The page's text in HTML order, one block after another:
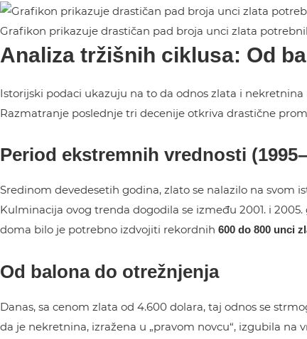
Grafikon prikazuje drastičan pad broja unci zlata
Analiza tržišnih ciklusa: Od
Istorijski podaci ukazuju na to da odnos zlata i
Razmatranje poslednje tri decenije otkriva drastične
Period ekstremnih vrednosti
Sredinom devedesetih godina, zlato se nalazilo na
Kulminacija ovog trenda dogodila se između 2001. i
doma bilo je potrebno izdvojiti rekordnih 600 do 800 unci
Od balona do otrežnjenja
Danas, sa cenom zlata od 4.600 dolara, taj odnos se
da je nekretnina, izražena u „pravom novcu“, izgubila